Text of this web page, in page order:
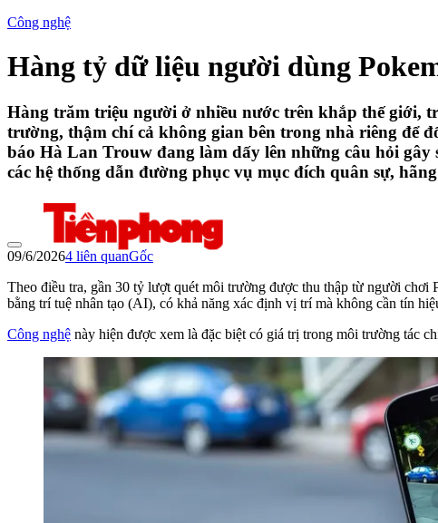
Công nghệ
Hàng tỷ dữ liệu người dùng
Hàng trăm triệu người ở nhiều nước trên khắp thế giới,
trường, thậm chí cả không gian bên trong nhà riêng để
báo Hà Lan Trouw đang làm dấy lên những câu hỏi
các hệ thống dẫn đường phục vụ mục đích quân sự,
09/6/20264 liên quanGốc
Theo điều tra, gần 30 tỷ lượt quét môi trường được thu thập từ người chơi
bằng trí tuệ nhân tạo (AI), có khả năng xác định vị trí mà không cần tín
Công nghệ này hiện được xem là đặc biệt có giá trị trong môi trường tác